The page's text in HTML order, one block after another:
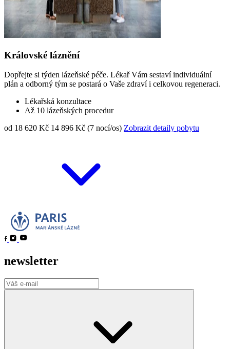
Královské láznění
Dopřejte si týden lázeňské péče. Lékař Vám sestaví individuální
plán a odborný tým se postará o Vaše zdraví i celkovou regeneraci.
Lékařská konzultace
Až 10 lázeňských procedur
od 18 620 Kč 14 896 Kč (7 nocí/os) Zobrazit detaily pobytu
newsletter